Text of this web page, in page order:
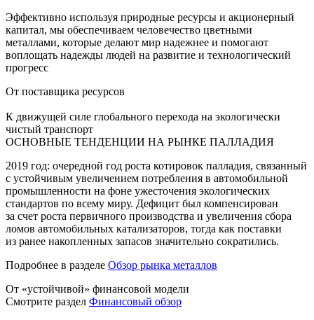
Эффективно используя природные ресурсы и акционерный
капитал, мы обеспечиваем человечество цветными
металлами, которые делают мир надежнее и помогают
воплощать надежды людей на развитие и технологический
прогресс
От поставщика ресурсов
К движущей силе глобального перехода на экологически
чистый транспорт
ОСНОВНЫЕ ТЕНДЕНЦИИ НА РЫНКЕ ПАЛЛАДИЯ
2019 год: очередной год роста котировок палладия, связанный
с устойчивым увеличением потребления в автомобильной
промышленности на фоне ужесточения экологических
стандартов по всему миру. Дефицит был компенсирован
за счет роста первичного производства и увеличения сбора
ломов автомобильных катализаторов, тогда как поставки
из ранее накопленных запасов значительно сократились.
Подробнее в разделе Обзор рынка металлов
От «устойчивой» финансовой модели
Смотрите раздел Финансовый обзор